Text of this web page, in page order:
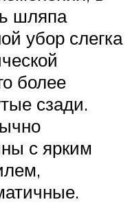
шляпа
убор слегка
более
сзади.
с ярким